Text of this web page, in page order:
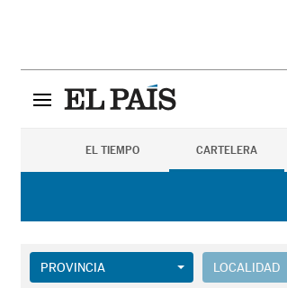
EL TIEMPO CARTELERA
PROVINCIA LOCALIDAD